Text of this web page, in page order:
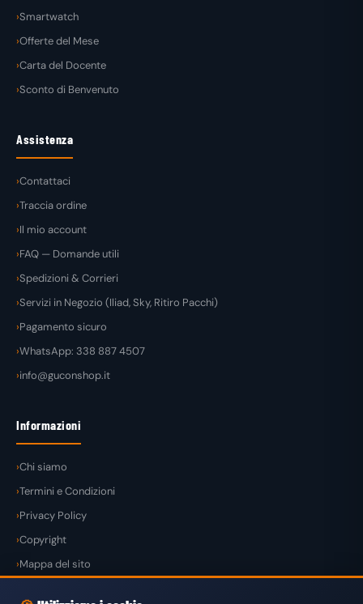
Smartwatch
Offerte del Mese
Carta del Docente
Sconto di Benvenuto
Assistenza
Contattaci
Traccia ordine
Il mio account
FAQ — Domande utili
Spedizioni & Corrieri
Servizi in Negozio (Iliad, Sky, Ritiro Pacchi)
Pagamento sicuro
WhatsApp: 338 887 4507
info@guconshop.it
Informazioni
Chi siamo
Termini e Condizioni
Privacy Policy
Copyright
Mappa del sito